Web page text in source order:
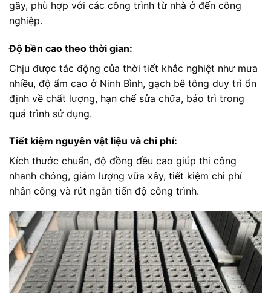
gãy, phù hợp với các công trình từ nhà ở đến công
nghiệp.
Độ bền cao theo thời gian:
Chịu được tác động của thời tiết khắc nghiệt như mưa
nhiều, độ ẩm cao ở Ninh Bình, gạch bê tông duy trì ổn
định về chất lượng, hạn chế sửa chữa, bảo trì trong
quá trình sử dụng.
Tiết kiệm nguyên vật liệu và chi phí:
Kích thước chuẩn, độ đồng đều cao giúp thi công
nhanh chóng, giảm lượng vữa xây, tiết kiệm chi phí
nhân công và rút ngắn tiến độ công trình.